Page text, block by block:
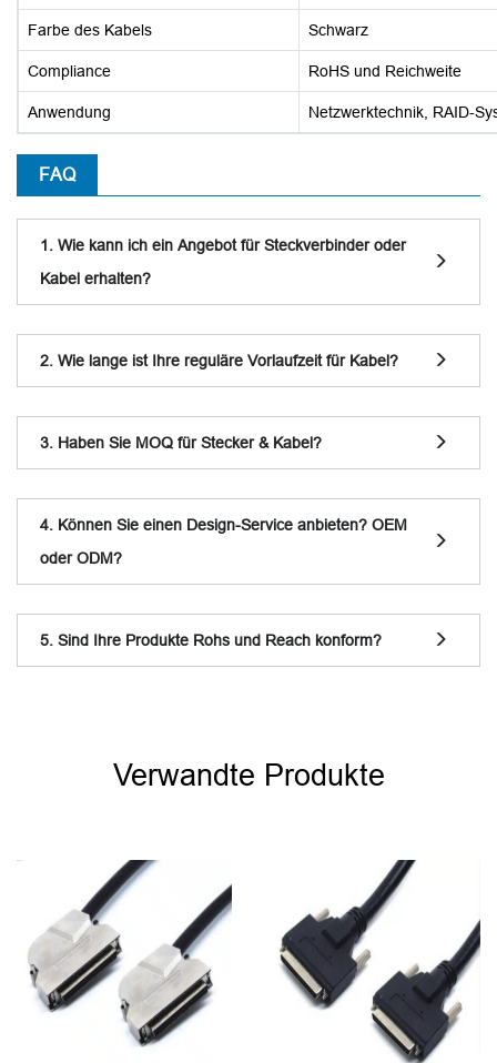
Farbe des Kabels Schwarz
Compliance RoHS und Reichweite
Anwendung Netzwerktechnik, RAID-
FAQ
1. Wie kann ich ein Angebot für Steckverbinder oder
Kabel erhalten?
2. Wie lange ist Ihre reguläre Vorlaufzeit für Kabel?
3. Haben Sie MOQ für Stecker & Kabel?
4. Können Sie einen Design-Service anbieten? OEM
oder ODM?
5. Sind Ihre Produkte Rohs und Reach konform?
Verwandte Produkte